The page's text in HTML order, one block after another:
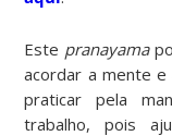
Este pranayama
acordar a mente e
praticar pela
trabalho, pois